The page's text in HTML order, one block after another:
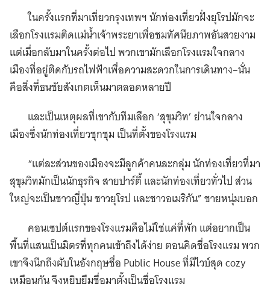
ในครั้งแรกที่มาเที่ยวกรุงเทพฯ นักท่องเที่ยวฝั่งยุโรปมักจะ
เลือกโรงแรมติดแม่น้ำเจ้าพระยาเพื่อชมทัศนียภาพอันสวยงาม
แต่เมื่อกลับมาในครั้งต่อไป พวกเขามักเลือกโรงแรมใจกลาง
เมืองที่อยู่ติดกับรถไฟฟ้าเพื่อความสะดวกในการเดินทาง–นั่น
คือสิ่งที่ธนชัยสังเกตเห็นมาตลอดหลายปี
และเป็นเหตุผลที่เขากับทีมเลือก ‘สุขุมวิท’ ย่านใจกลาง
เมืองซึ่งนักท่องเที่ยวชุกชุม เป็นที่ตั้งของโรงแรม
“แต่ละส่วนของเมืองจะมีลูกค้าคนละกลุ่ม นักท่องเที่ยวที่มา
สุขุมวิทมักเป็นนักธุรกิจ สายปาร์ตี้ และนักท่องเที่ยวทั่วไป ส่วน
ใหญ่จะเป็นชาวญี่ปุ่น ชาวยุโรป และชาวอเมริกัน” ชายหนุ่มบอก
คอนเซปต์แรกของโรงแรมคือไม่ใช่แค่ที่พัก แต่อยากเป็น
พื้นที่แสนเป็นมิตรที่ทุกคนเข้าถึงได้ง่าย ตอนคิดชื่อโรงแรม พวก
เขาจึงนึกถึงผับในอังกฤษชื่อ Public House ที่มีไวบ์สุด cozy
เหมือนกัน จึงหยิบยืมชื่อมาตั้งเป็นชื่อโรงแรม